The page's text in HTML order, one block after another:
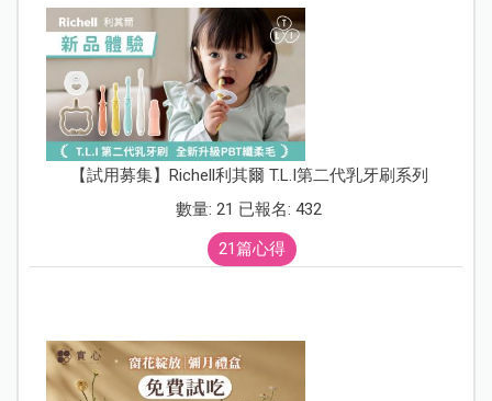
【試用募集】Richell利其爾 T.L.I第二代乳牙刷系列
數量: 21 已報名: 432
21篇心得